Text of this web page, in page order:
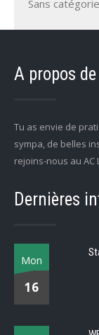
Sans catégorie
A propos
Tu as envie de
sympa, de belles
rejoins-nous au AC
Dernières
Mon
16